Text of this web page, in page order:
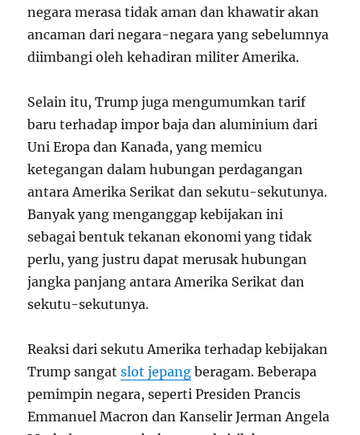
negara merasa tidak aman dan khawatir akan
ancaman dari negara-negara yang sebelumnya
diimbangi oleh kehadiran militer Amerika.
Selain itu, Trump juga mengumumkan tarif
baru terhadap impor baja dan aluminium dari
Uni Eropa dan Kanada, yang memicu
ketegangan dalam hubungan perdagangan
antara Amerika Serikat dan sekutu-sekutunya.
Banyak yang menganggap kebijakan ini
sebagai bentuk tekanan ekonomi yang tidak
perlu, yang justru dapat merusak hubungan
jangka panjang antara Amerika Serikat dan
sekutu-sekutunya.
Reaksi dari sekutu Amerika terhadap kebijakan
Trump sangatslot jepang beragam. Beberapa
pemimpin negara, seperti Presiden Prancis
Emmanuel Macron dan Kanselir Jerman Angela